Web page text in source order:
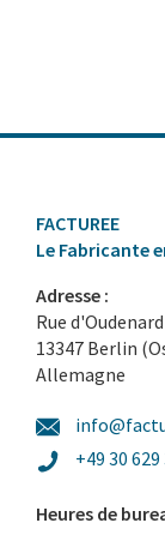
FACTUREE
Le Fabricante
Adresse :
Rue
13347 Berlin
Allemagne
+49 30
Heures de